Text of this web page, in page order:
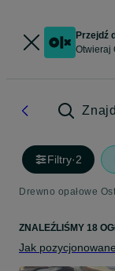
Przejdź
Otwieraj
Filtry·2
Drewno opałowe
ZNALEŹLIŚMY 18
Jak